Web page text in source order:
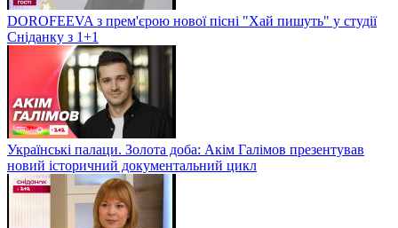
DOROFEEVA з прем'єрою нової пісні "Хай пишуть" у студії
Сніданку з 1+1
Українські палаци. Золота доба: Акім Галімов презентував
новий історичний документальний цикл